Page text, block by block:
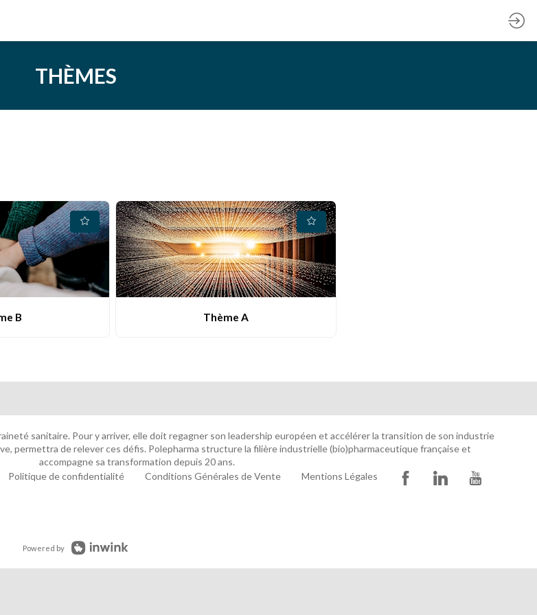
THÈMES
B Thème A
sanitaire. Pour y arriver, elle doit regagner son leadership européen et accélérer la transition de son industrie
permettra de relever ces défis. Polepharma structure la filière industrielle (bio)pharmaceutique française et
accompagne sa transformation depuis 20 ans.
Politique de confidentialité
Conditions Générales de Vente Mentions Légales
Powered by